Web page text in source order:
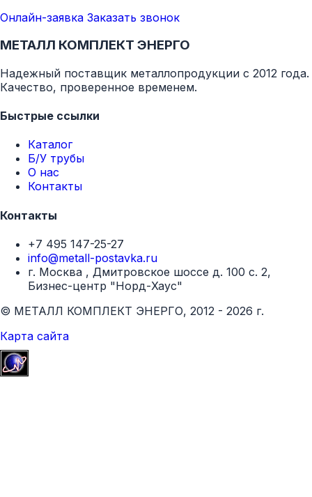
Онлайн-заявка Заказать звонок
МЕТАЛЛ КОМПЛЕКТ ЭНЕРГО
Надежный поставщик металлопродукции с 2012 года.
Качество, проверенное временем.
Быстрые ссылки
Каталог
Б/У трубы
О нас
Контакты
Контакты
+7 495 147-25-27
info@metall-postavka.ru
г. Москва , Дмитровское шоссе д. 100 с. 2,
Бизнес-центр "Норд-Хаус"
© МЕТАЛЛ КОМПЛЕКТ ЭНЕРГО, 2012 - 2026 г.
Карта сайта